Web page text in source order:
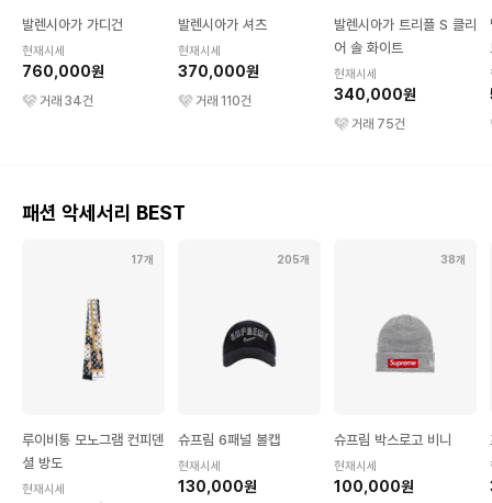
발렌시아가 가디건
현재시세
760,000원
거래 34건
발렌시아가 셔츠
현재시세
370,000원
거래 110건
발렌시아가 트리플 S 클리
어 솔 화이트
현재시세
340,000원
거래 75건
패션 악세서리 BEST
17개
루이비통 모노그램 컨피덴
셜 방도
현재시세
205개
슈프림 6패널 볼캡
현재시세
130,000원
38개
슈프림 박스로고 비니
현재시세
100,000원